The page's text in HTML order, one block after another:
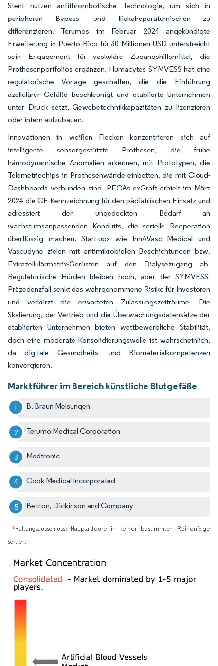
Stent nutzen antithrombotische Technologie, um sich in
peripheren Bypass- und Iliakalreparaturnischen zu
differenzieren. Terumos im Februar 2024 angekündigte
Erweiterung in Puerto Rico für 30 Millionen USD unterstreicht
sein Engagement für vaskuläre Zugangshilfsmittel, die
Prothesenportfolios ergänzen. Humacytes SYMVESS hat eine
regulatorische Vorlage geschaffen, die die Einführung
azellulärer Gefäße beschleunigt und etablierte Unternehmen
unter Druck setzt, Gewebetechnikkapazitäten zu lizenzieren
oder intern aufzubauen.
Innovationen in weißen Flecken konzentrieren sich auf
intelligente sensorgestützte Prothesen, die frühe
hämodynamische Anomalien erkennen, mit Prototypen, die
Telemetriechips in Prothesenwände einbetten, die mit Cloud-
Dashboards verbunden sind. PECAs exGraft erhielt im März
2024 die CE-Kennzeichnung für den pädiatrischen Einsatz und
adressiert den ungedeckten Bedarf an
wachstumsanpassenden Konduits, die serielle Reoperation
überflüssig machen. Start-ups wie InnAVasc Medical und
Vascudyne zielen mit antimikrobiellen Beschichtungen bzw.
Extrazellulärmatrix-Gerüsten auf den Dialysezugang ab.
Regulatorische Hürden bleiben hoch, aber der SYMVESS-
Präzedenzfall senkt das wahrgenommene Risiko für Investoren
und verkürzt die erwarteten Zulassungszeiträume. Die
Skalierung, der Vertrieb und die Überwachungsdatensätze der
etablierten Unternehmen bieten wettbewerbliche Stabilität,
doch eine moderate Konsolidierungswelle ist wahrscheinlich,
da digitale Gesundheits- und Biomaterialkompetenzen
konvergieren.
Marktführer im Bereich künstliche Blutgefäße
B. Braun Melsungen
Terumo Medical Corporation
Medtronic
Cook Medical Incorporated
Becton, Dickinson and Company
*Haftungsausschluss: Hauptakteure in keiner bestimmten Reihenfolge
sortiert